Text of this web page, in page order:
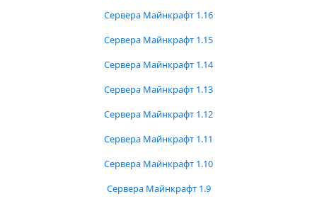
Сервера Майнкрафт 1.16
Сервера Майнкрафт 1.15
Сервера Майнкрафт 1.14
Сервера Майнкрафт 1.13
Сервера Майнкрафт 1.12
Сервера Майнкрафт 1.11
Сервера Майнкрафт 1.10
Сервера Майнкрафт 1.9